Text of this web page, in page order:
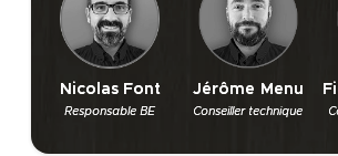
Nicolas Font
Responsable BE
Jérôme Menu
Conseiller technique